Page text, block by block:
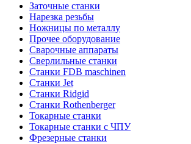
Заточные станки
Нарезка резьбы
Ножницы по металлу
Прочее оборудование
Сварочные аппараты
Сверлильные станки
Станки FDB maschinen
Станки Jet
Станки Ridgid
Станки Rothenberger
Токарные станки
Токарные станки с ЧПУ
Фрезерные станки